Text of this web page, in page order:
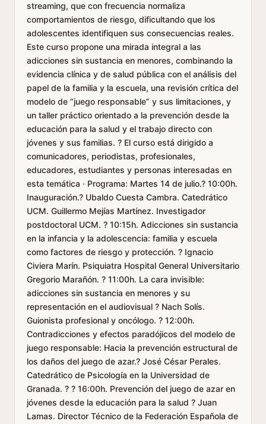
streaming, que con frecuencia normaliza
comportamientos de riesgo, dificultando que los
adolescentes identifiquen sus consecuencias reales.
Este curso propone una mirada integral a las
adicciones sin sustancia en menores, combinando la
evidencia clínica y de salud pública con el análisis del
papel de la familia y la escuela, una revisión crítica del
modelo de “juego responsable” y sus limitaciones, y
un taller práctico orientado a la prevención desde la
educación para la salud y el trabajo directo con
jóvenes y sus familias. ? El curso está dirigido a
comunicadores, periodistas, profesionales,
educadores, estudiantes y personas interesadas en
esta temática · Programa: Martes 14 de julio.? 10:00h.
Inauguración.? Ubaldo Cuesta Cambra. Catedrático
UCM. Guillermo Mejías Martínez. Investigador
postdoctoral UCM. ? 10:15h. Adicciones sin sustancia
en la infancia y la adolescencia: familia y escuela
como factores de riesgo y protección. ? Ignacio
Civiera Marín. Psiquiatra Hospital General Universitario
Gregorio Marañón. ? 11:00h. La cara invisible:
adicciones sin sustancia en menores y su
representación en el audiovisual ? Nach Solís.
Guionista profesional y oncólogo. ? 12:00h.
Contradicciones y efectos paradójicos del modelo de
juego responsable: Hacia la prevención estructural de
los daños del juego de azar.? José César Perales.
Catedrático de Psicología en la Universidad de
Granada. ? ? 16:00h. Prevención del juego de azar en
jóvenes desde la educación para la salud ? Juan
Lamas. Director Técnico de la Federación Española de